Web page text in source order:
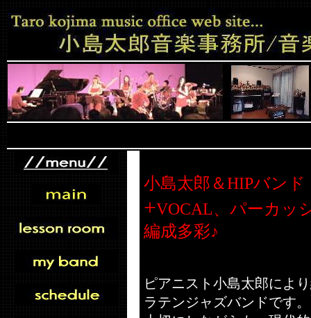
小島太郎＆HIPバン
+VOCAL、パーカッ
編成多彩♪
ピアニスト小島太郎によ
ラテンジャズバンドです